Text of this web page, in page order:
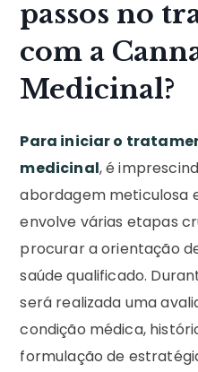
passos no
com a
Medicinal?
Para iniciar o
medicinal, é
abordagem meticulosa
envolve várias etapas
procurar a orientação
saúde qualificado.
será realizada uma
condição médica,
formulação de